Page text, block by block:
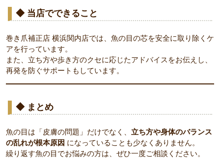
◆ 当店でできること
巻き爪補正店 横浜関内店では、魚の目の芯を安全に取り除くケ
アを行っています。
また、立ち方や歩き方のクセに応じたアドバイスをお伝えし、
再発を防ぐサポートもしています。
◆ まとめ
魚の目は「皮膚の問題」だけでなく、 立ち方や身体のバランス
の乱れが根本原因 になっていることも少なくありません。
繰り返す魚の目でお悩みの方は、ぜひ一度ご相談ください。